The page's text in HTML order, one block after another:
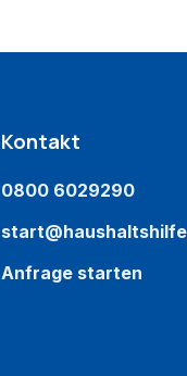
Kontakt
0800 6029290
Anfrage starten